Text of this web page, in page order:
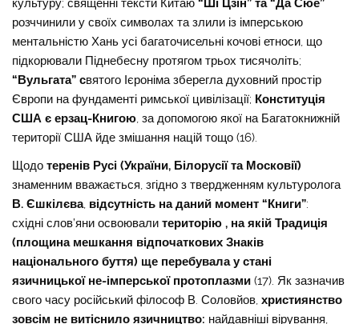
культуру; священні тексти Китаю“Ші Цзін” та “Да Сюе”
розччинили у своїх символах та злили із імперською
ментальністю Хань усі багаточисельні кочові етноси, що
підкорювали Піднебесну протягом трьох тисячоліть;
“Вульгата” святого Ієроніма зберегла духовний простір
Європи на фундаменті римської цивілізації; Конституція
США є ерзац-Книгою, за допомогою якої на Багатокнижній
території США йде змішання націй тощо (16).
Щодотеренів Русі (України, Білорусії та Московії)
знаменним вважається, згідно з твердженням культуролога
В. Єшкілєва, відсутність на даний момент “Книги”:
східні слов’яни освоювалитериторію , на якій Традиція
(площина мешкання відпочаткових Знаків
національного буття) ще перебувала у стані
язичницької не-імперської протоплазми(17). Як зазначив
свого часу російський філософ В. Соловйов,християнство
зовсім не витіснило язичництво: найдавніші вірування,